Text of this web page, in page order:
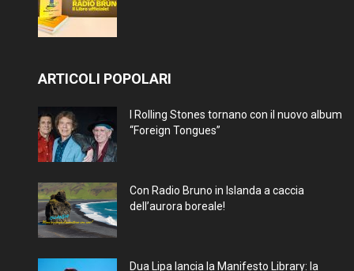
ARTICOLI POPOLARI
I Rolling Stones tornano con il nuovo album
“Foreign Tongues”
Con Radio Bruno in Islanda a caccia
dell’aurora boreale!
Dua Lipa lancia la Manifesto Library: la